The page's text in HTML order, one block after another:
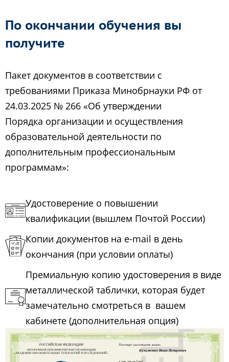
По окончании обучения вы
получите
Пакет документов в соответствии с
требованиями Приказа Минобрнауки РФ от
24.03.2025 № 266 «Об утверждении
Порядка организации и осуществления
образовательной деятельности по
дополнительным профессиональным
программам»:
Удостоверение о повышении
квалификации (вышлем Почтой России)
Копии документов на e-mail в день
окончания (при условии оплаты)
Премиальную копию удостоверения в виде
металлической таблички, которая будет
замечательно смотреться в вашем
кабинете (дополнительная опция)